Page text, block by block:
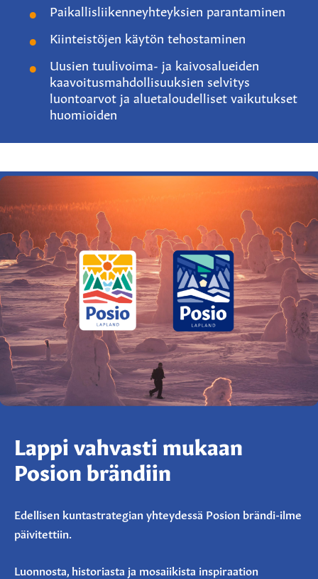
Paikallisliikenneyhteyksien parantaminen
Kiinteistöjen käytön tehostaminen
Uusien tuulivoima- ja kaivosalueiden
kaavoitusmahdollisuuksien selvitys
luontoarvot ja aluetaloudelliset vaikutukset
huomioiden
Lappi vahvasti mukaan
Posion brändiin
Edellisen kuntastrategian yhteydessä Posion brändi-ilme
päivitettiin.
Luonnosta, historiasta ja mosaiikista inspiraation